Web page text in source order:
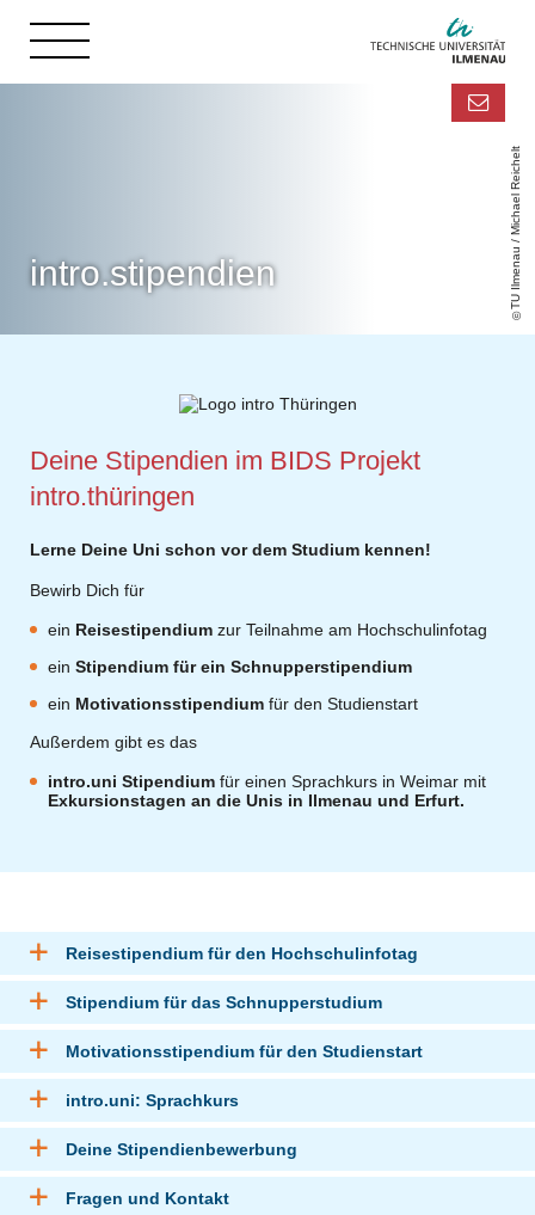
TU Ilmenau / Michael Reichelt
intro.stipendien
Deine Stipendien im BIDS Projekt
intro.thüringen
Lerne Deine Uni schon vor dem Studium kennen!
Bewirb Dich für
ein Reisestipendium zur Teilnahme am Hochschulinfotag
ein Stipendium für ein Schnupperstipendium
ein Motivationsstipendium für den Studienstart
Außerdem gibt es das
intro.uni Stipendium für einen Sprachkurs in Weimar mit
Exkursionstagen an die Unis in Ilmenau und Erfurt.
Reisestipendium für den Hochschulinfotag
Stipendium für das Schnupperstudium
Motivationsstipendium für den Studienstart
intro.uni: Sprachkurs
Deine Stipendienbewerbung
Fragen und Kontakt